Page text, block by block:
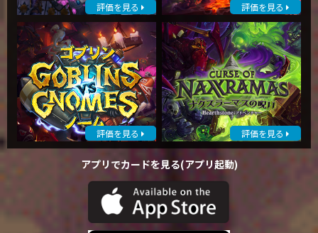
評価を見る 評価を見る
評価を見る 評価を見る
アプリでカードを見る(アプリ起動)